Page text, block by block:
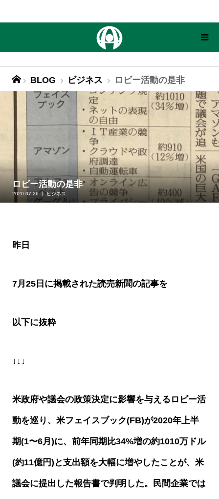
BLOG ビジネス ロビー活動の是非
ロビー活動の是非
2020.07.26 ビジネス
昨日
7月 25日に掲載された読売新聞の記事を
以下に抜粋
↓↓↓
米政府や議会の政策決定に影響を与えるロビー活
動を巡り、米フェイスブック(FB)が2020年上半
期(1〜6月 )に、前年同期比34%増の約1010万ドル
(約11億円) と支出額を大幅に増やしたことが、米
議会に提出した報告書で判明した。民間企業では